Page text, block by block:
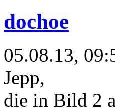
dochoe
05.08.13,
Jepp,
die in Bild 2